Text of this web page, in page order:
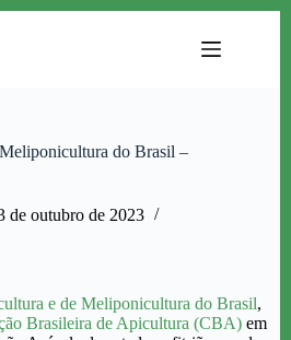
do Brasil –
de outubro de 2023
e de Meliponicultura do Brasil,
Brasileira de Apicultura (CBA) em